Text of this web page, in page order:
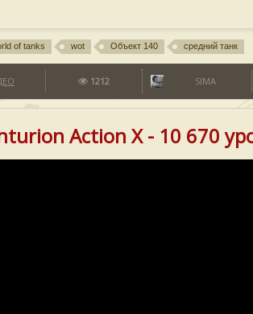
of tanks wot Объект 140 средний танк
1212 SIMA
Action X - 10 670